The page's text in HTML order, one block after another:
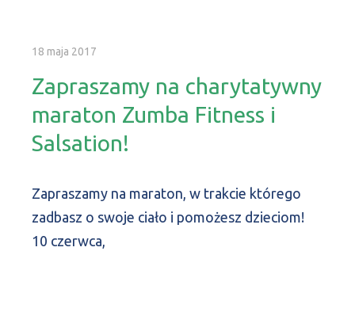
18 maja 2017
Zapraszamy na charytatywny
maraton Zumba Fitness i
Salsation!
Zapraszamy na maraton, w trakcie którego
zadbasz o swoje ciało i pomożesz dzieciom!
10 czerwca,